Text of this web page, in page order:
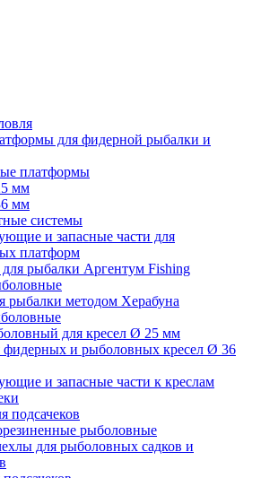
для фидерной рыбалки и
платформы
мм
мм
системы
и запасные части для
платформ
для рыбалки Аргентум Fishing
рыбалки методом Херабуна
для кресел Ø 25 мм
фидерных и рыболовных кресел Ø 36
и запасные части к креслам
подсачеков
рыболовные
для рыболовных садков и